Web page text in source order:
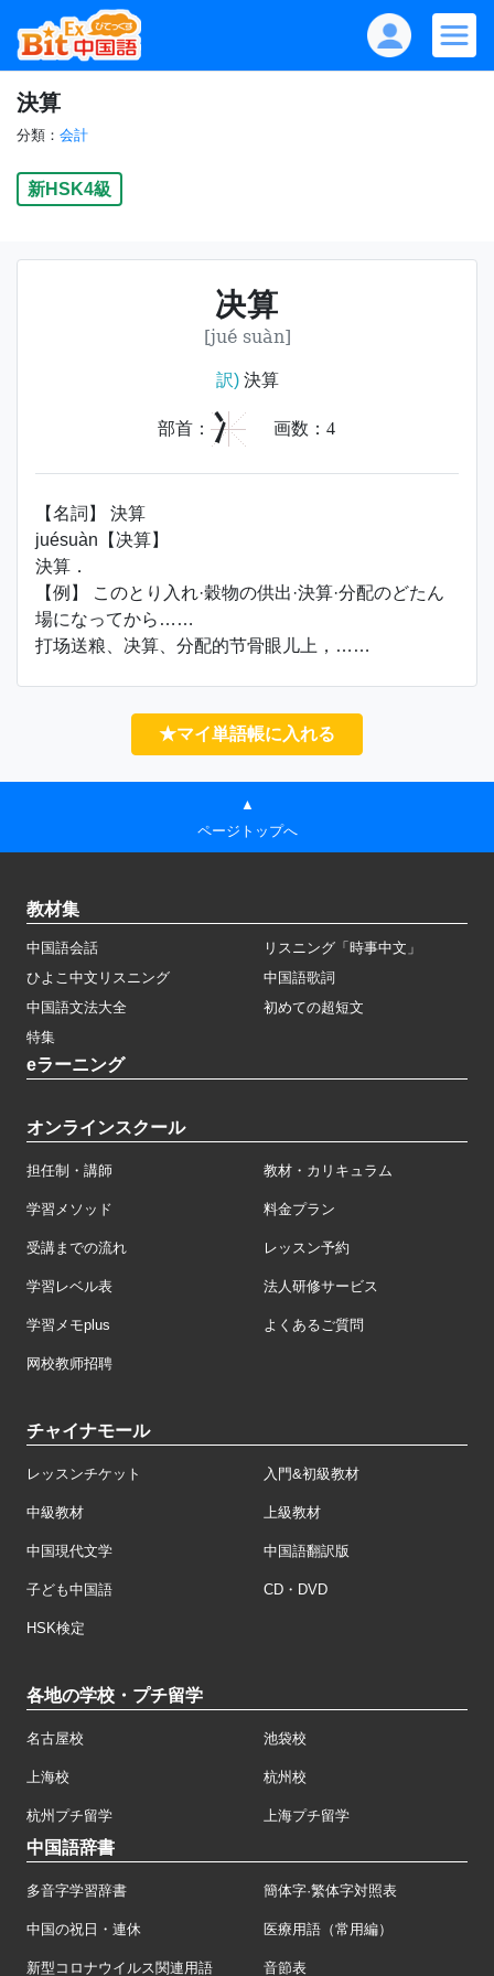
決算
分類： 会計
新HSK4級
决算
[jué suàn]
訳)決算
部首： 冫 画数： 4
【名詞】 決算
juésuàn【决算】
決算．
【例】 このとり入れ·穀物の供出·決算·分配のどたん
場になってから……
打场送粮、决算、分配的节骨眼儿上，……
★マイ単語帳に入れる
▲
ページトップへ
教材集
中国語会話
リスニング「時事中文」
ひよこ中文リスニング
中国語歌詞
中国語文法大全
初めての超短文
特集
eラーニング
オンラインスクール
担任制・講師 教材・カリキュラム
学習メソッド 料金プラン
受講までの流れ レッスン予約
学習レベル表 法人研修サービス
学習メモplus よくあるご質問
网校教师招聘
チャイナモール
レッスンチケット 入門&初級教材
中級教材 上級教材
中国現代文学 中国語翻訳版
子ども中国語 CD・DVD
HSK検定
各地の学校・プチ留学
名古屋校 池袋校
上海校 杭州校
杭州プチ留学 上海プチ留学
中国語辞書
多音字学習辞書 簡体字·繁体字対照表
中国の祝日・連休 医療用語（常用編）
新型コロナウイルス関連用語 音節表